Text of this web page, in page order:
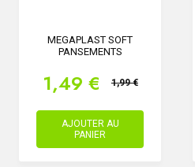
MEGAPLAST SOFT
PANSEMENTS
1,49 € 1,99 €
AJOUTER AU
PANIER